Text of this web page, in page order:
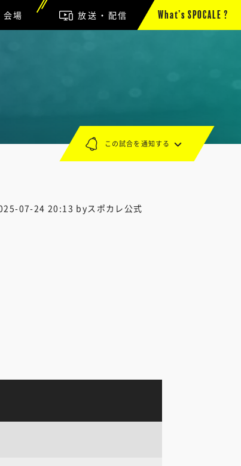
会場 放送・配信 What’s SPOCALE ?
07-24 20:13 byスポカレ公式
この試合を通知する